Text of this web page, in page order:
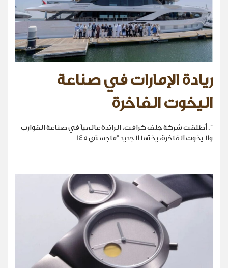
ريادة الإمارات في صناعة
اليخوت الفاخرة
". أطلقت شركة جلف كرافت، الرائدة عالمياً في صناعة القوارب
واليخوت الفاخرة، يختها الجديد "ماجستي 145